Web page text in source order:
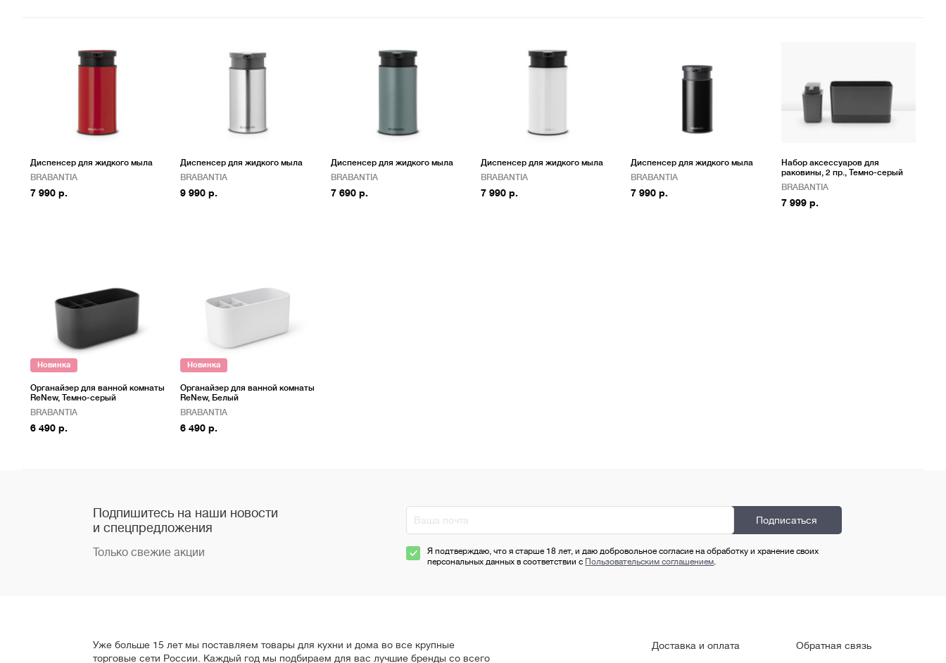
Диспенсер для жидкого мыла
BRABANTIA
7 990 р.
Диспенсер для жидкого мыла
BRABANTIA
9 990 р.
Диспенсер для жидкого мыла
BRABANTIA
7 690 р.
Диспенсер для жидкого мыла
BRABANTIA
7 990 р.
Диспенсер для жидкого мыла
BRABANTIA
7 990 р.
Набор аксессуаров для
раковины, 2 пр., Темно-серый
BRABANTIA
7 999 р.
Новинка
Органайзер для ванной комнаты
ReNew, Темно-серый
BRABANTIA
6 490 р.
Новинка
Органайзер для ванной комнаты
ReNew, Белый
BRABANTIA
6 490 р.
Подпишитесь на наши новости
и спецпредложения
Только свежие акции
Я подтверждаю, что я старше 18 лет, и даю добровольное согласие на обработку и хранение своих
персональных данных в соответствии с Пользовательским соглашением.
Уже больше 15 лет мы поставляем товары для кухни и дома во все крупные
торговые сети России. Каждый год мы подбираем для вас лучшие бренды со всего
Доставка и оплата Обратная связь